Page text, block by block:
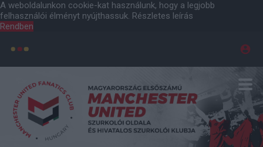
A weboldalunkon cookie-kat használunk, hogy a legjobb
felhasználói élményt nyújthassuk. Részletes leírás
Rendben